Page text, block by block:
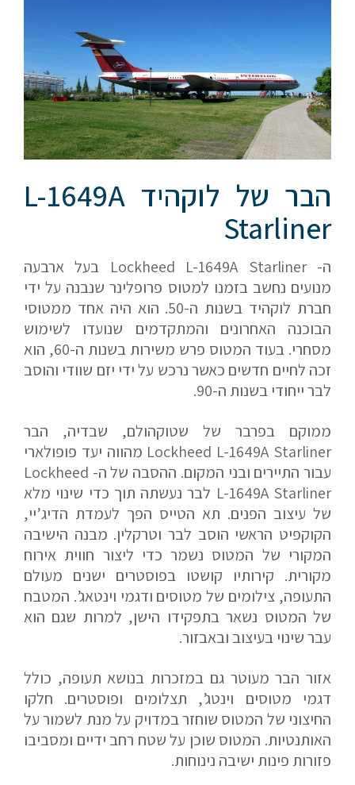
הבר של לוקהיד L-1649A
Starliner
ה- Lockheed L-1649A Starliner בעל ארבעה
מנועים נחשב בזמנו למטוס פרופלינר שנבנה על ידי
חברת לוקהיד בשנות ה-50. הוא היה אחד ממטוסי
הבוכנה האחרונים והמתקדמים שנועדו לשימוש
מסחרי. בעוד המטוס פרש משירות בשנות ה-60, הוא
זכה לחיים חדשים כאשר נרכש על ידי יזם שוודי והוסב
לבר ייחודי בשנות ה-90.
ממוקם בפרבר של שטוקהולם, שבדיה, הבר
Lockheed L-1649A Starliner מהווה יעד פופולארי
עבור התיירים ובני המקום. ההסבה של ה- Lockheed
L-1649A Starliner לבר נעשתה תוך כדי שינוי מלא
של עיצוב הפנים. תא הטייס הפך לעמדת הדיג’יי,
הקוקפיט הראשי הוסב לבר וטרקלין. מבנה הישיבה
המקורי של המטוס נשמר כדי ליצור חווית אירוח
מקורית. קירותיו קושטו בפוסטרים ישנים מעולם
התעופה, צילומים של מטוסים ודגמי וינטאג’. המטבח
של המטוס נשאר בתפקידו הישן, למרות שגם הוא
עבר שינוי בעיצוב ובאבזור.
אזור הבר מעוטר גם במזכרות בנושא תעופה, כולל
דגמי מטוסים וינטג’, תצלומים ופוסטרים. חלקו
החיצוני של המטוס שוחזר במדויק על מנת לשמור על
האותנטיות. המטוס שוכן על שטח רחב ידיים ומסביבו
פזורות פינות ישיבה נינוחות.
אם הגעתם לפה,
סימן שאתם מעוניינים
בפרטים נוספים.
נשמח לשוחח אתכם, לענות על כל שאלה
ולעזור לכם להגשים את החלומות שלכם בעולם התעופה.
השאירו לנו פרטים ונחזור אליכם.
שם פרטי
דוא"ל
טלפון
הערות ושאלות